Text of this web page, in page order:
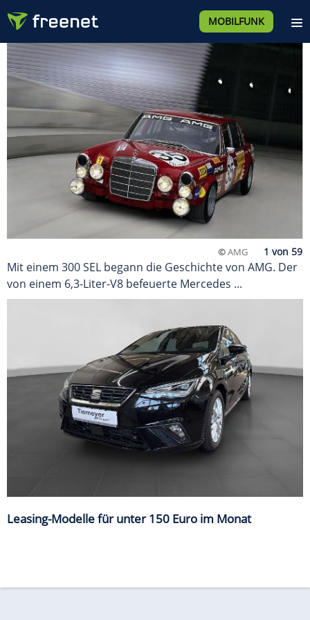
MOBILFUNK
©AMG
Mit einem 300 SEL begann die Geschichte von AMG. Der
von einem 6,3-Liter-V8 befeuerte Mercedes ...
Leasing-Modelle für unter 150 Euro im Monat